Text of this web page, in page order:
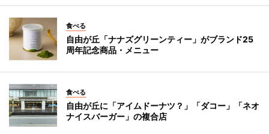
食べる
自由が丘「ナナズグリーンティー」がブランド25
周年記念商品・メニュー
食べる
自由が丘に「アイムドーナツ？」「ダコー」「ネオ
ナイスバーガー」の複合店